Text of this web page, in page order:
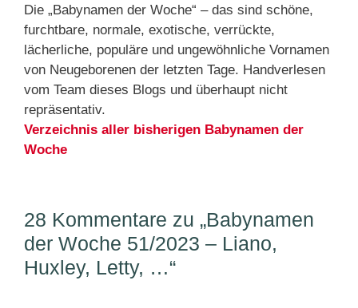
Die „Babynamen der Woche“ – das sind schöne,
furchtbare, normale, exotische, verrückte,
lächerliche, populäre und ungewöhnliche Vornamen
von Neugeborenen der letzten Tage. Handverlesen
vom Team dieses Blogs und überhaupt nicht
repräsentativ.
Verzeichnis aller bisherigen Babynamen der
Woche
28 Kommentare zu „Babynamen
der Woche 51/2023 – Liano,
Huxley, Letty, …“